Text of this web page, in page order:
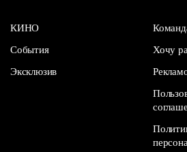
КИНО
События
Эксклюзив
Хочу